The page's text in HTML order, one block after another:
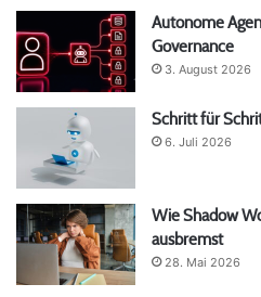
Autonome
Governance
3. August 2026
Schritt für
6. Juli 2026
Wie Shadow
ausbremst
28. Mai 2026